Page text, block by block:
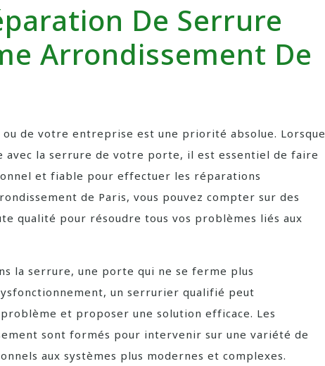
De Serrure
Arrondissement De
de votre entreprise est une priorité absolue. Lorsque
avec la serrure de votre porte, il est essentiel de faire
et fiable pour effectuer les réparations
de Paris, vous pouvez compter sur des
qualité pour résoudre tous vos problèmes liés aux
la serrure, une porte qui ne se ferme plus
un serrurier qualifié peut
et proposer une solution efficace. Les
sont formés pour intervenir sur une variété de
aux systèmes plus modernes et complexes.